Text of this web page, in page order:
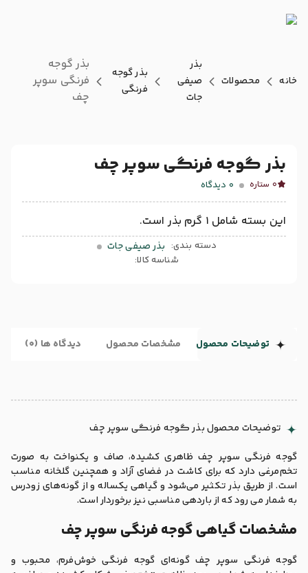
خانه محصولات
بذر
صیفی
جات
بذر گوجه
فرنگی
بذر گوجه
فرنگی سوپر
چف
بذر گوجه فرنگی سوپر چف
0 ستاره 0 دیدگاه
این بسته شامل 1 گرم بذر است.
دسته بندی: بذر صیفی جات
شناسه کالا:
توضیحات محصول مشخصات محصول دیدگاه ها (0)
توضیحات محصول بذر گوجه فرنگی سوپر چف
گوجه فرنگی سوپر چف ظاهری کشیده، صاف و یکنواخت به صورت
تخم‌مرغی دارد که برای کاشت در فضای آزاد و همچنین گلخانه مناسب
است. از طریق بذر تکثیر می‌شود و گیاهی یکساله و از گونه‌های زودرس
به شمار می رود که از باردهی مناسبی نیز برخوردار است.
مشخصات گیاهی گوجه فرنگی سوپر چف
گوجه فرنگی سوپر چف گونه‌ای گوجه فرنگی خوش‌فرم، محبوب و